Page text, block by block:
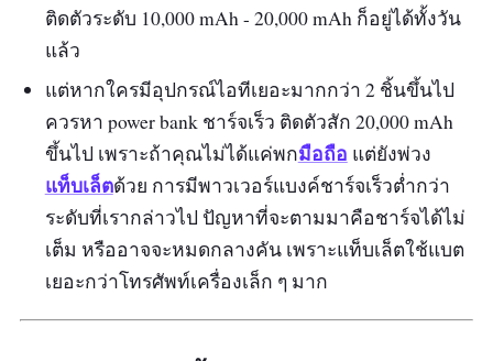
ติดตัวระดับ 10,000 mAh - 20,000 mAh ก็อยู่ได้ทั้งวัน
แล้ว
แต่หากใครมีอุปกรณ์ไอทีเยอะมากกว่า 2 ชิ้นขึ้นไป
ควรหา power bank ชาร์จเร็ว ติดตัวสัก 20,000 mAh
ขึ้นไป เพราะถ้าคุณไม่ได้แค่พกมือถือ แต่ยังพ่วง
แท็บเล็ตด้วย การมีพาวเวอร์แบงค์ชาร์จเร็วต่ำกว่า
ระดับที่เรากล่าวไป ปัญหาที่จะตามมาคือชาร์จได้ไม่
เต็ม หรืออาจจะหมดกลางคัน เพราะแท็บเล็ตใช้แบต
เยอะกว่าโทรศัพท์เครื่องเล็ก ๆ มาก